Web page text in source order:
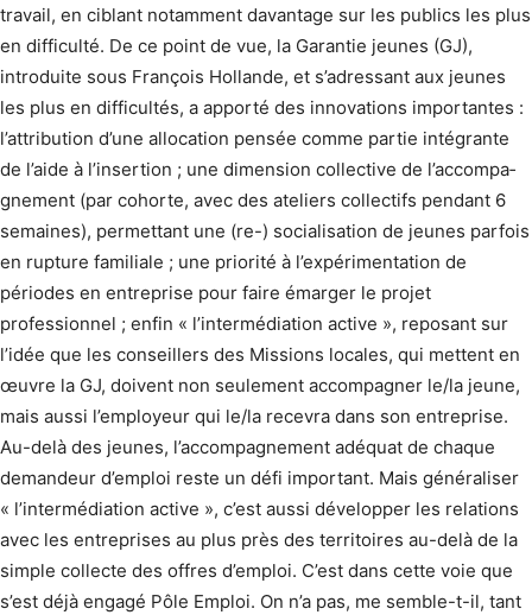
travail, en ciblant notamment davantage sur les publics les plus
en difficulté. De ce point de vue, la Garantie jeunes (GJ),
introduite sous François Hollande, et s’adressant aux jeunes
les plus en difficultés, a apporté des innovations importantes :
l’attribution d’une allocation pensée comme partie intégrante
de l’aide à l’insertion ; une dimension collective de l’accompa­
gnement (par cohorte, avec des ateliers collectifs pendant 6
semaines), permettant une (re-) socialisation de jeunes parfois
en rupture familiale ; une priorité à l’expéri­mentation de
périodes en entreprise pour faire émarger le projet
professionnel ; enfin « l’intermédiation active », reposant sur
l’idée que les conseillers des Missions locales, qui mettent en
œuvre la GJ, doivent non seulement accompagner le/la jeune,
mais aussi l’employeur qui le/la recevra dans son entreprise.
Au-delà des jeunes, l’accompagnement adéquat de chaque
demandeur d’emploi reste un défi important. Mais généraliser
« l’intermé­diation active », c’est aussi développer les relations
avec les entreprises au plus près des territoires au-delà de la
simple collecte des offres d’emploi. C’est dans cette voie que
s’est déjà engagé Pôle Emploi. On n’a pas, me semble-t-il, tant